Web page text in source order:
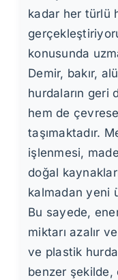
kadar her türlü
konusunda
Demir, bakır,
hurdaların geri
hem de
taşımaktadır.
işlenmesi,
doğal
kalmadan yeni
Bu sayede,
miktarı azalır
ve plastik
benzer şekilde,